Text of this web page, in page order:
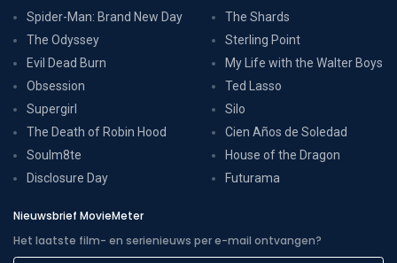
Spider-Man: Brand New Day
The Odyssey
Evil Dead Burn
Obsession
Supergirl
The Death of Robin Hood
Soulm8te
Disclosure Day
The Shards
Sterling Point
My Life with the Walter Boys
Ted Lasso
Silo
Cien Años de Soledad
House of the Dragon
Futurama
Nieuwsbrief MovieMeter
Het laatste film- en serienieuws per e-mail ontvangen?